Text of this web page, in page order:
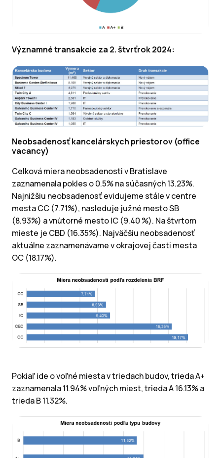
Významné transakcie za 2. štvrťrok 2024:
Neobsadenosť kancelárskych priestorov (office
vacancy)
Celková miera neobsadenosti v Bratislave
zaznamenala pokles o 0.5% na súčasných 13.23%.
Najnižšiu neobsadenosť evidujeme stále v centre
mesta CC (7.71%), nasleduje južné mesto SB
(8.93%) a vnútorné mesto IC (9.40 %). Na štvrtom
mieste je CBD (16.35%). Najväčšiu neobsadenosť
aktuálne zaznamenávame v okrajovej časti mesta
OC (18.17%).
Pokiaľ ide o voľné miesta v triedach budov, trieda A+
zaznamenala 11.94% voľných miest, trieda A 16.13% a
trieda B 11.32%.